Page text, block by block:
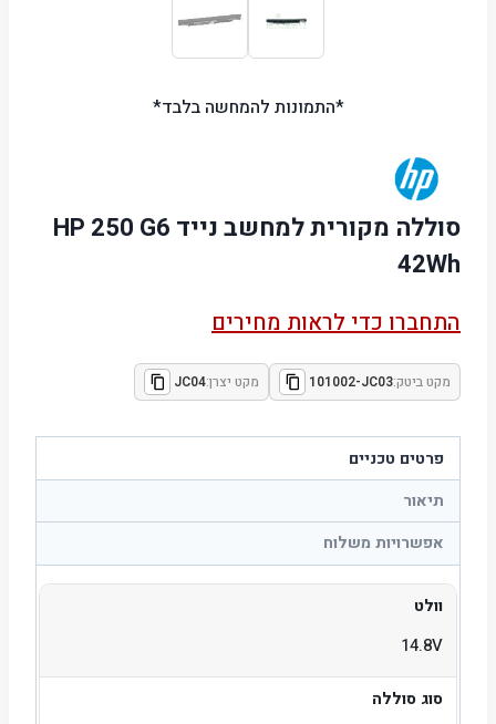
*התמונות להמחשה בלבד*
סוללה מקורית למחשב נייד HP 250 G6
42Wh
התחברו כדי לראות מחירים
מקט ביטק:101002-JC03 מקט יצרן:JC04
פרטים טכניים
תיאור
אפשרויות משלוח
וולט
14.8V
סוג סוללה